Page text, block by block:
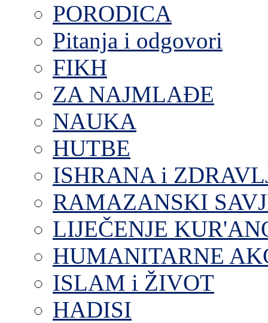
PORODICA
Pitanja i odgovori
FIKH
ZA NAJMLAĐE
NAUKA
HUTBE
ISHRANA i
RAMAZANSKI
LIJEČENJE
HUMANITARNE
ISLAM i ŽIVOT
HADISI